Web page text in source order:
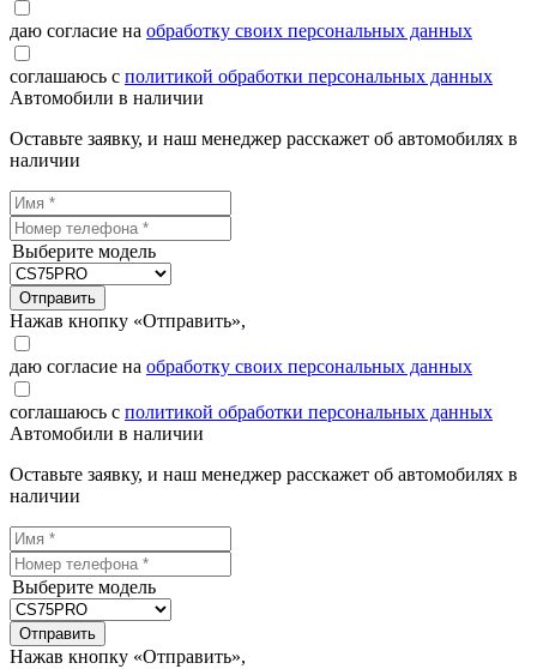
даю согласие на обработку своих персональных данных
соглашаюсь с политикой обработки персональных данных
Автомобили в наличии
Оставьте заявку, и наш менеджер расскажет об автомобилях в
наличии
Выберите модель
Отправить
Нажав кнопку «Отправить»,
даю согласие на обработку своих персональных данных
соглашаюсь с политикой обработки персональных данных
Автомобили в наличии
Оставьте заявку, и наш менеджер расскажет об автомобилях в
наличии
Выберите модель
Отправить
Нажав кнопку «Отправить»,